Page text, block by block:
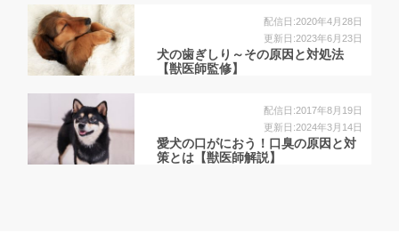
配信日:2020年4月28日
更新日:2023年6月23日
犬の歯ぎしり～その原因と対処法
【獣医師監修】
配信日:2017年8月19日
更新日:2024年3月14日
愛犬の口がにおう！口臭の原因と対
策とは【獣医師解説】